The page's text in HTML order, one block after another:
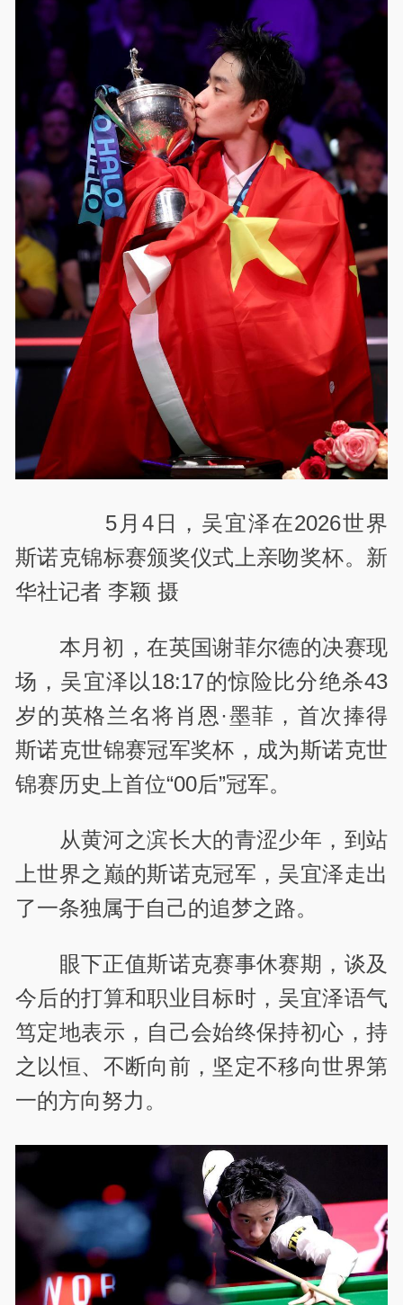
5月4日，吴宜泽在2026世界
斯诺克锦标赛颁奖仪式上亲吻奖杯。新
华社记者 李颖 摄
本月初，在英国谢菲尔德的决赛现
场，吴宜泽以18:17的惊险比分绝杀43
岁的英格兰名将肖恩·墨菲，首次捧得
斯诺克世锦赛冠军奖杯，成为斯诺克世
锦赛历史上首位“00后”冠军。
从黄河之滨长大的青涩少年，到站
上世界之巅的斯诺克冠军，吴宜泽走出
了一条独属于自己的追梦之路。
眼下正值斯诺克赛事休赛期，谈及
今后的打算和职业目标时，吴宜泽语气
笃定地表示，自己会始终保持初心，持
之以恒、不断向前，坚定不移向世界第
一的方向努力。